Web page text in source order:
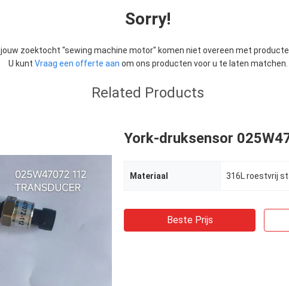
Sorry!
jouw zoektocht "sewing machine motor" komen niet overeen met
U kunt Vraag een offerte aan om ons producten voor u te laten matchen.
Related Products
York-druksensor
Materiaal 316L roestvrij
Beste Prijs